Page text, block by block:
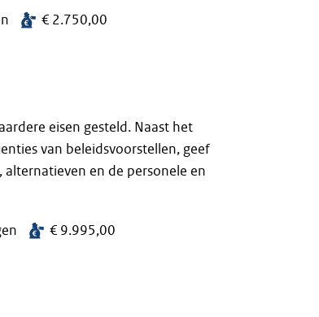
€ 2.750,00
eisen gesteld. Naast het
van beleidsvoorstellen, geef
alternatieven en de personele en
€ 9.995,00